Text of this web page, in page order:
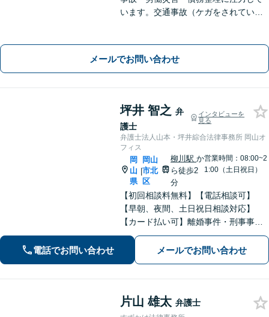
います。交通事故（ケガをされている
無料です。
メールでお問い合わせ
坪井 智之 弁
護士
インタビューを
見る
弁護士法人山本・坪井綜合法律事務所 岡山オ
フィス
岡
山
県
|
岡山
市北
区
柳川駅か
ら徒歩2
分
営業時間：08:00~2
1:00（土日祝日）
【初回相談料無料】【電話相談可】
【早朝、夜間、土日祝日相談対応】
【カード払い可】離婚事件・刑事事
件・交通事故の専門弁護士があなたの
お悩みを解決いたします。一人で悩ま
ずに新たな一歩をわたしたちと。
電話でお問い合わせ メールでお問い合わせ
片山 雄太 弁護士